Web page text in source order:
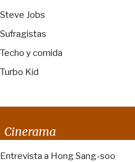
Steve Jobs
Sufragistas
Techo y comida
Turbo Kid
Cinerama
Entrevista a Hong Sang-soo